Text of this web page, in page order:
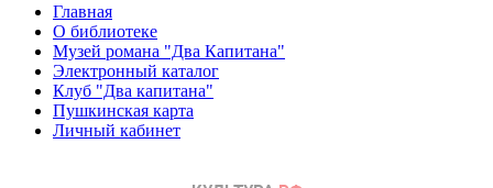
Главная
О библиотеке
Музей романа "Два Капитана"
Электронный каталог
Клуб "Два капитана"
Пушкинская карта
Личный кабинет